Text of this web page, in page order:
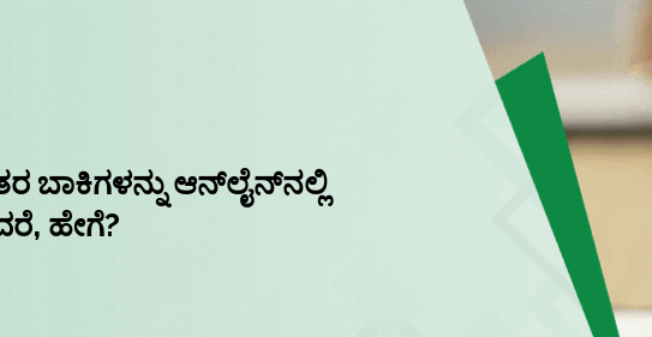
ಬಾಕಿಗಳನ್ನು ಆನ್‌ಲೈನ್‌ನಲ್ಲಿ
ಹೇಗೆ?